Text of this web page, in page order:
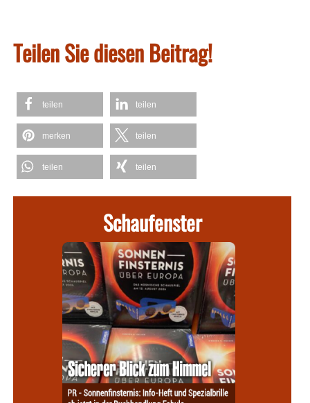
Teilen Sie diesen Beitrag!
teilen teilen
merken teilen
teilen teilen
Schaufenster